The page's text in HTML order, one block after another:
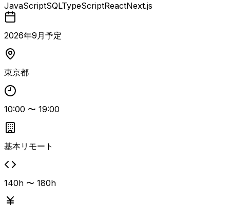
スの機能拡張および改善を担当するBFF。 Next.jsを用いた
SSR／CSRを前提とした画面設計やTypeScriptでの実装を
行いながら、UI／UX・SEO・表示速度などを継続的に改善
していきます。 事業目線でユーザー体験の向上に取り組み
つつ、既存コードのリファクタリングやコードレビューにも
フラ管理にも携わる可能性があり、アプリケーションからイ
ンフラまで一貫した改善に関わる。
JavaScriptSQLTypeScriptReactNext.js
2026年9月予定
東京都
10:00 〜 19:00
基本リモート
140h 〜 180h